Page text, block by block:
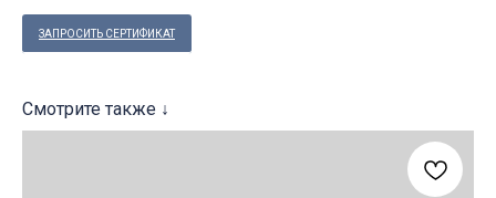
ЗАПРОСИТЬ СЕРТИФИКАТ
Смотрите также ↓